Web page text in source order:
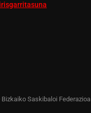
Saskibaloi Federazioa